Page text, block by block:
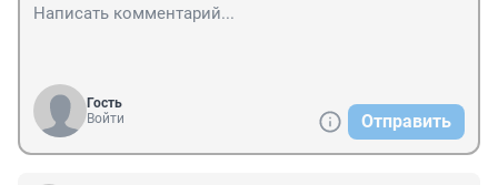
Гость
Войти
Отправить